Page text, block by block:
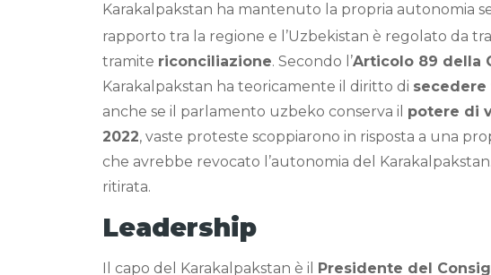
Karakalpakstan ha mantenuto la propria autonomia
rapporto tra la regione e l’Uzbekistan è regolato da
tramite riconciliazione. Secondo l’Articolo 89 della
Karakalpakstan ha teoricamente il diritto di
anche se il parlamento uzbeko conserva il potere di
2022, vaste proteste scoppiarono in risposta a una
che avrebbe revocato l’autonomia del
ritirata.
Leadership
Il capo del Karakalpakstan è il Presidente del